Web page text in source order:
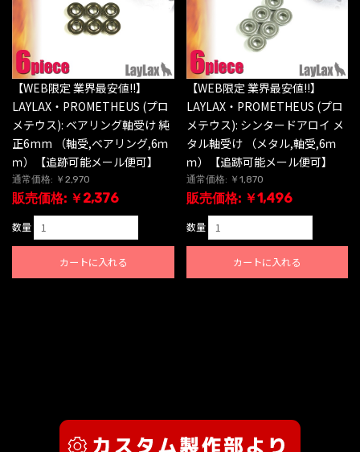
【WEB限定 業界最安値!!】
LAYLAX・PROMETHEUS (プロ
メテウス): ベアリング軸受け 純
正6mm （軸受,ベアリング,6ｍ
ｍ）【追跡可能メール便可】
通常価格: ￥2,970
販売価格: ￥2,376
数量
カートに入れる
【WEB限定 業界最安値!!】
LAYLAX・PROMETHEUS (プロ
メテウス): シンタードアロイ メ
タル軸受け （メタル,軸受,6ｍ
ｍ）【追跡可能メール便可】
通常価格: ￥1,870
販売価格: ￥1,496
数量
カートに入れる